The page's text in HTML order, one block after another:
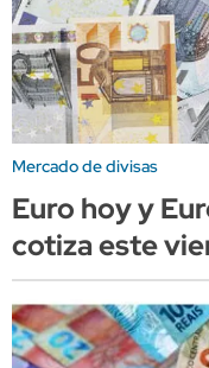
Mercado de divisas
Euro hoy y
cotiza este